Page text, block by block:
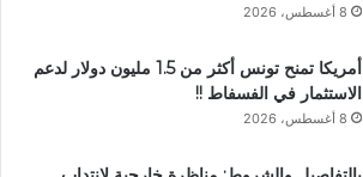
8 أغسطس، 2026
أمريكا تمنح تونس أكثر من 1.5 مليون دولار لدعم
الاستثمار في الفسفاط !!
8 أغسطس، 2026